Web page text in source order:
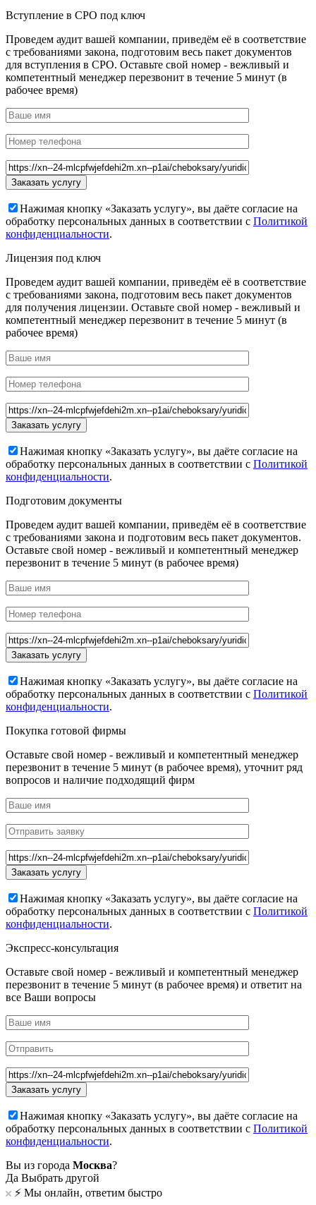
Вступление в СРО под ключ
Проведем аудит вашей компании, приведём её в соответствие
с требованиями закона, подготовим весь пакет документов
для вступления в СРО. Оставьте свой номер - вежливый и
компетентный менеджер перезвонит в течение 5 минут (в
рабочее время)
Нажимая кнопку «Заказать услугу», вы даёте согласие на
обработку персональных данных в соответствии с Политикой
конфиденциальности.
Лицензия под ключ
Проведем аудит вашей компании, приведём её в соответствие
с требованиями закона, подготовим весь пакет документов
для получения лицензии. Оставьте свой номер - вежливый и
компетентный менеджер перезвонит в течение 5 минут (в
рабочее время)
Нажимая кнопку «Заказать услугу», вы даёте согласие на
обработку персональных данных в соответствии с Политикой
конфиденциальности.
Подготовим документы
Проведем аудит вашей компании, приведём её в соответствие
с требованиями закона и подготовим весь пакет документов.
Оставьте свой номер - вежливый и компетентный менеджер
перезвонит в течение 5 минут (в рабочее время)
Нажимая кнопку «Заказать услугу», вы даёте согласие на
обработку персональных данных в соответствии с Политикой
конфиденциальности.
Покупка готовой фирмы
Оставьте свой номер - вежливый и компетентный менеджер
перезвонит в течение 5 минут (в рабочее время), уточнит ряд
вопросов и наличие подходящий фирм
Нажимая кнопку «Заказать услугу», вы даёте согласие на
обработку персональных данных в соответствии с Политикой
конфиденциальности.
Экспресс-консультация
Оставьте свой номер - вежливый и компетентный менеджер
перезвонит в течение 5 минут (в рабочее время) и ответит на
все Ваши вопросы
Нажимая кнопку «Заказать услугу», вы даёте согласие на
обработку персональных данных в соответствии с Политикой
конфиденциальности.
Вы из города Москва?
Да Выбрать другой
⚡️ Мы онлайн, ответим быстро